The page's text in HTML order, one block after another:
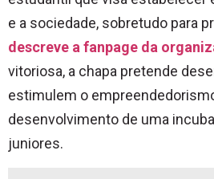
e a sociedade, sobretudo para
descreve a fanpage da
vitoriosa, a chapa pretende
estimulem o
desenvolvimento de uma
juniores.